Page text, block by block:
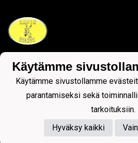
Tietosuojaseloste
Powered by
Käytämme
Käytämme sivustollamme
parantamiseksi sekä
tarkoituksiin.
Hyväksy kaikki